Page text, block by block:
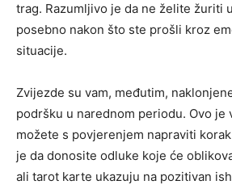
trag. Razumljivo je da ne želite žuriti
posebno nakon što ste prošli kroz
situacije.
Zvijezde su vam, međutim,
podršku u narednom periodu. Ovo je
možete s povjerenjem napraviti
je da donosite odluke koje će
ali tarot karte ukazuju na pozitivan